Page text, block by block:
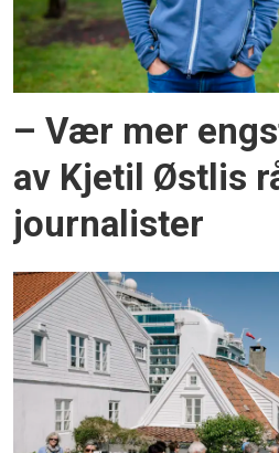
– Vær mer
av Kjetil Østlis
journalister